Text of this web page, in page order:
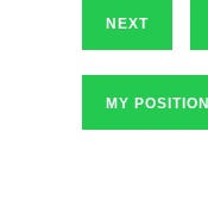
NEXT
MY POSITION